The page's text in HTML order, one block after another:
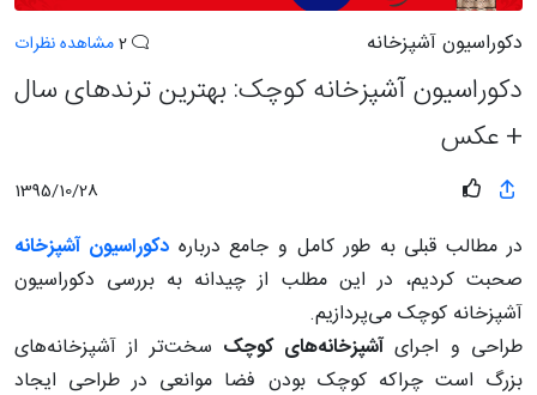
دکوراسیون آشپزخانه مشاهده نظرات
دکوراسیون آشپزخانه کوچک: بهترین ترندهای سال
+ عکس
1395/10/28
در مطالب قبلی به طور کامل و جامع دربارهدکوراسیون آشپزخانه
صحبت کردیم، در این مطلب از چیدانه به بررسی دکوراسیون
آشپزخانه کوچک می‌پردازیم.
طراحی و اجرایآشپزخانه‌‌های کوچک سخت‌تر از آشپزخانه‌های
بزرگ است چراکه کوچک بودن فضا موانعی در طراحی ایجاد